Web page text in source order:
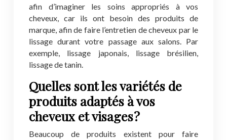
afin d’imaginer les soins appropriés à vos
cheveux, car ils ont besoin des produits de
marque, afin de faire l’entretien de cheveux par le
lissage durant votre passage aux salons. Par
exemple, lissage japonais, lissage brésilien,
lissage de tanin.
Quelles sont les variétés de
produits adaptés à vos
cheveux et visages ?
Beaucoup de produits existent pour faire